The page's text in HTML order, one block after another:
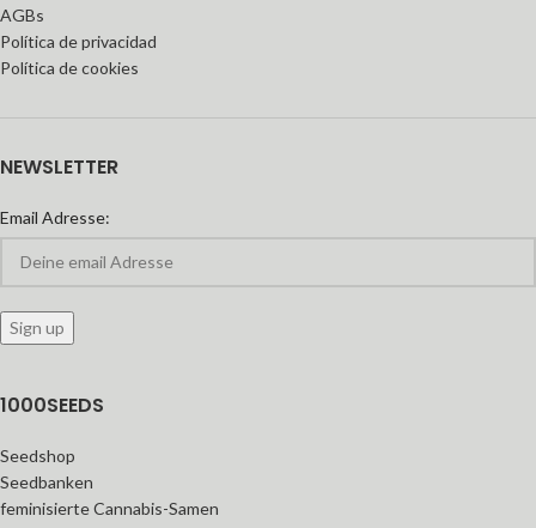
AGBs
Política de privacidad
Política de cookies
NEWSLETTER
Email Adresse:
1000SEEDS
Seedshop
Seedbanken
feminisierte Cannabis-Samen